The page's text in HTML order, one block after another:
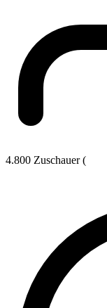
4.800 Zuschauer (